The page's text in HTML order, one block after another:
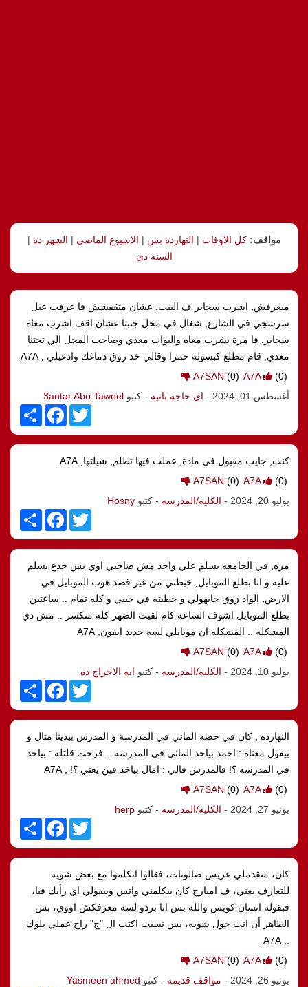
مواقف: كل الاوقات | النهارده بس | الاسبوع الماضي | الشهر ده |
السنه دى
مبعرفش, اشرب سجاير ف البيت, عشان متقفشش فا عرفت عيل
سرسجي في الشارع, شغال في محل جنبنا عشان اقف اشرب معاه
سجاير, فا مرة بشرب معاه والبواب معدي وصاحب المحل الي تحتنا
معدي, قام مطلع كبسولة حمرا وقالي خد روق دماغك وادعيلي , A7A
A7A
(0)
(0)
A7SAN
أغسطس 01, 2024
- اى حاجه تانيه - كتبو 3antar Abo Taweel
S
r
F
a
e
o
T
w
t
e
كنت, جايب مقبول فى مادة, عملت فيها تظلم, شيلتها, A7A
A7A
(0)
(0)
A7SAN
يوليو 20, 2024
- الكليه/المدرسه - كتبو Hosny
S
r
F
a
e
o
o
T
w
t
e
مره, في الجامعه بسلم علي واحد مش صاحبي اوي بس جدع بسلم
عليه و انا بطلع الموبايل, خبطني من غير قصد هوب الموبايل في
الارض, الواد زوق جابهولي و حطيته في جيبي و كله تمام .. ساعتين
بطلع الموبايل اشوف الساعه كام لقيت الضهر كله متكسر .. مش دي
المشكله .. المشكله ان موبايلي لسه جديد ايفون, A7A
A7A
(0)
(0)
A7SAN
يوليو 10, 2024
- الكليه/المدرسه - كتبو ايه الاحراج ده
S
r
F
a
e
o
o
T
w
t
e
r
النهارده , كان في حصه الماني في المدرسة و المدرس بيدينا مثال و
بيقول معناه : احمد بياخد الماني في المدرسه .. فرحت قلتله : بياخد
في المدرسه ؟! فالمدرس قالي : امال بياخد فين يعني ؟! , A7A
A7A
(0)
(0)
A7SAN
يونيو 27, 2024
- الكليه/المدرسه - كتبو herp
S
r
F
a
e
o
o
k
T
w
t
e
r
كان، متقدملي عريس صالونات، فقالوا اتكلموا مع بعض شويه
للتعارف يعني، ف امبارح كان بيكلمني واتس وبيقولي اي رأيك فيا،
فبقوله انسان كويس والله بس انا بردو لسه معرفكش اووي، بس
الظاهر أن انت خول شويه، بس نسيت اكتب ال "ج" راح عملي بلوك
A7A
(0)
(0)
A7SAN
يونيو 26, 2024
- مواقف قديمه - كتبو Yasmeen ahmed